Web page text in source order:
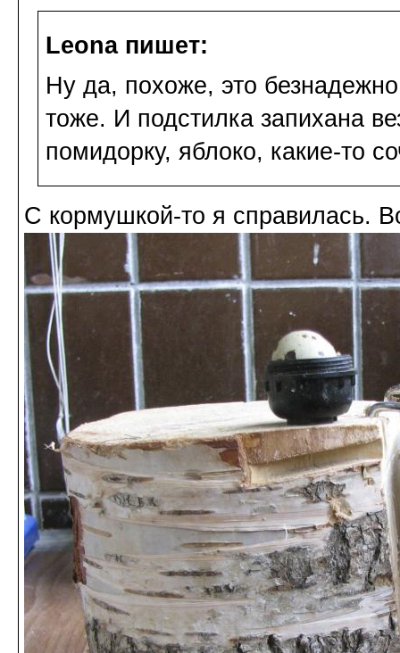
Leona пишет:
Ну да, похоже, это
тоже. И подстилка запихана
помидорку, яблоко, какие-то
С кормушкой-то я справилась.